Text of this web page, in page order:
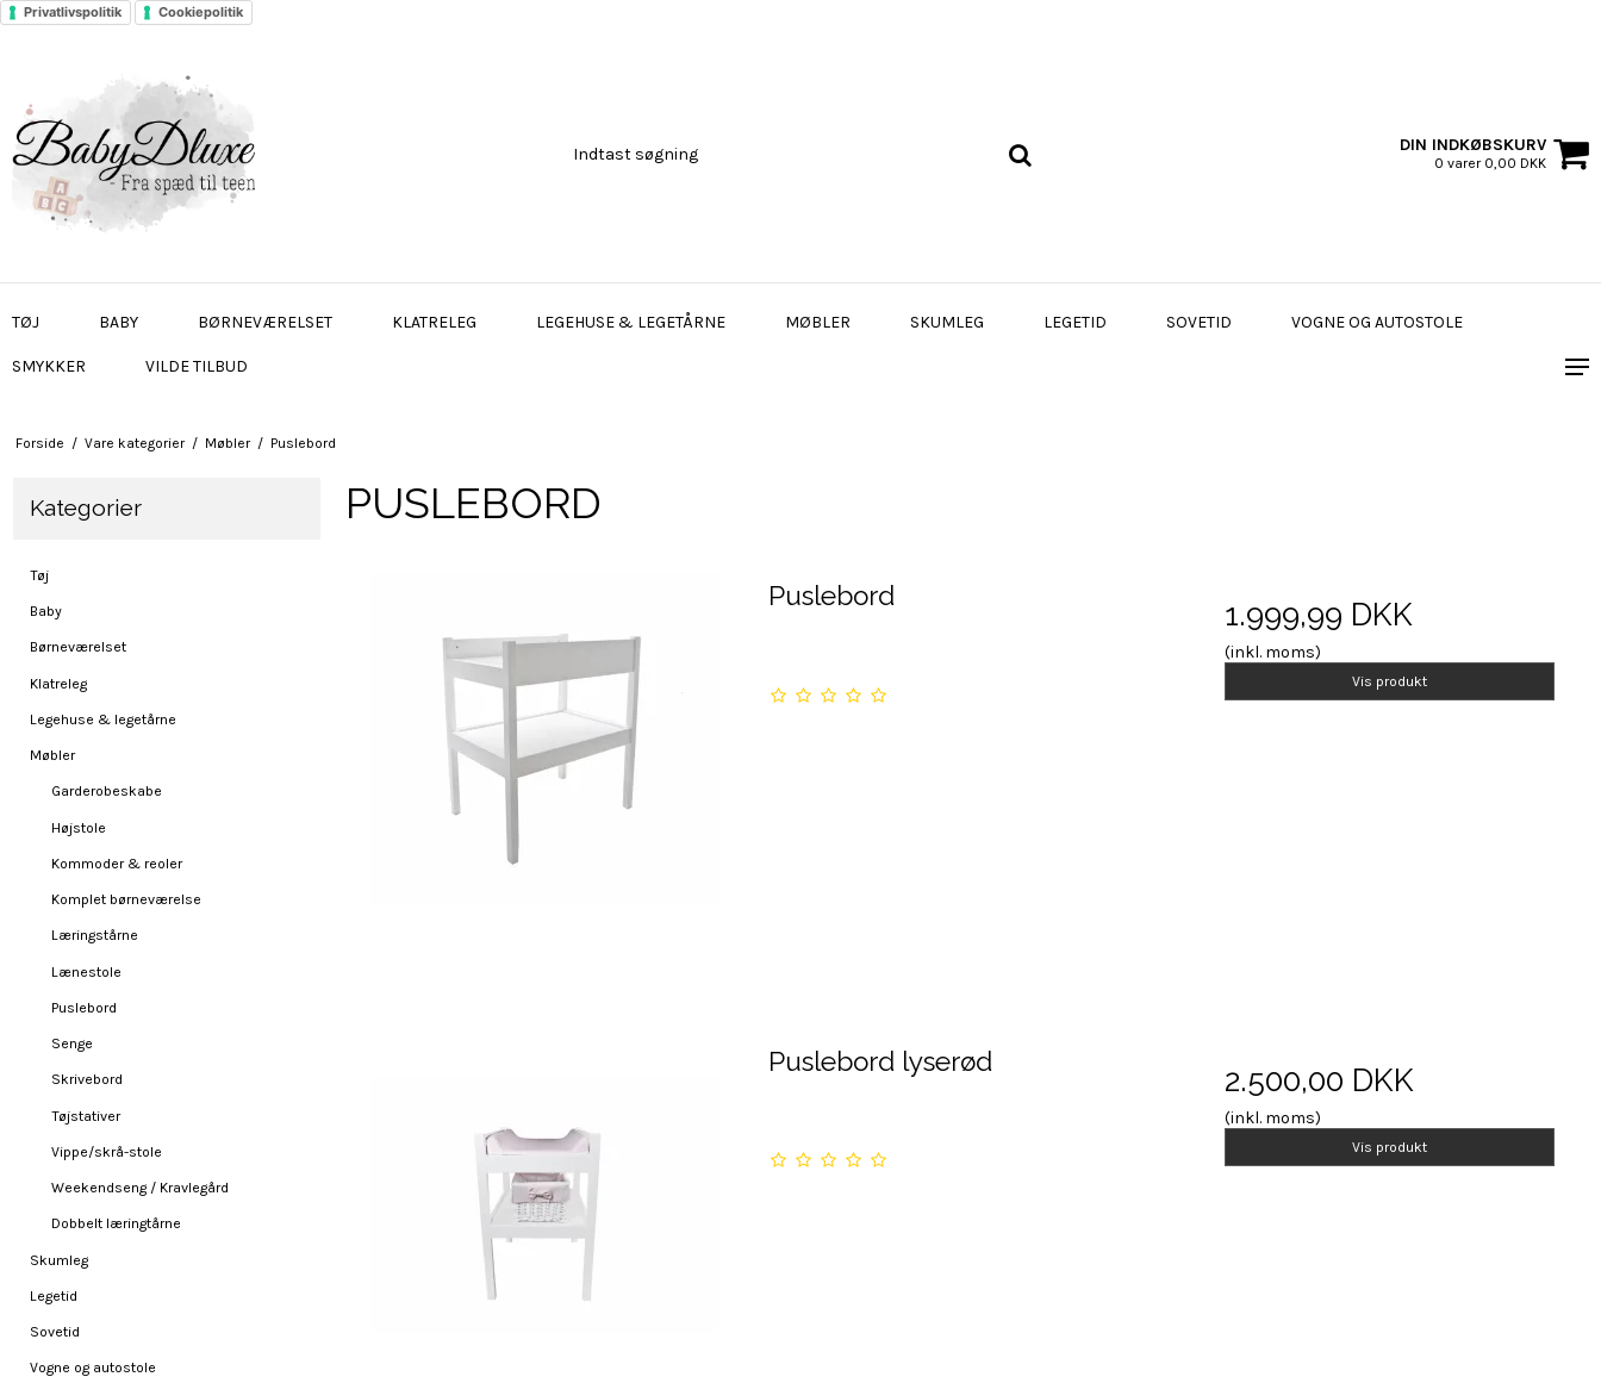
Privatlivspolitik Cookiepolitik
DIN INDKØBSKURV
0 varer 0,00 DKK
TØJ BABY BØRNEVÆRELSET KLATRELEG LEGEHUSE & LEGETÅRNE MØBLER SKUMLEG LEGETID SOVETID VOGNE OG AUTOSTOLE
SMYKKER VILDE TILBUD
Forside / Vare kategorier / Møbler / Puslebord
Kategorier
Tøj
Baby
Børneværelset
Klatreleg
Legehuse & legetårne
Møbler
Garderobeskabe
Højstole
Kommoder & reoler
Komplet børneværelse
Læringstårne
Lænestole
Puslebord
Senge
Skrivebord
Tøjstativer
Vippe/skrå-stole
Weekendseng / Kravlegård
Dobbelt læringtårne
Skumleg
Legetid
Sovetid
Vogne og autostole
PUSLEBORD
Puslebord 1.999,99 DKK
(inkl. moms)
Vis produkt
Puslebord lyserød 2.500,00 DKK
(inkl. moms)
Vis produkt